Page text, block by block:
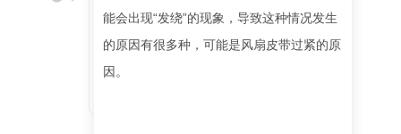
能会出现“发绕”的现象，导致这种情况发生
的原因有很多种，可能是风扇皮带过紧的原
因。